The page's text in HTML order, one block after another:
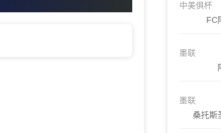
中美俱杯
FC
墨联
墨联
桑托斯